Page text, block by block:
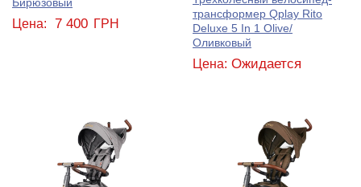
Цена: 7 400 ГРН
трансформер Qplay Rito
Deluxe 5 In 1 Olive/
Оливковый
Цена: Ожидается